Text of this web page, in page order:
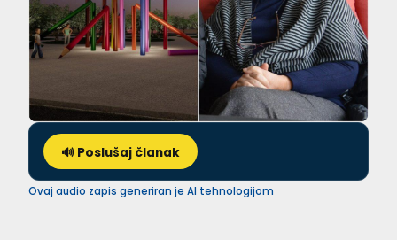
🔊 Poslušaj članak
Ovaj audio zapis generiran je AI tehnologijom